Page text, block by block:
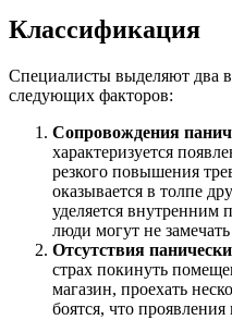
Классификация
Специалисты выделяют два
следующих факторов:
Сопровождения
характеризуется
резкого повышения
оказывается в толпе
уделяется внутренним
люди могут не
Отсутствия
страх покинуть
магазин, проехать
боятся, что